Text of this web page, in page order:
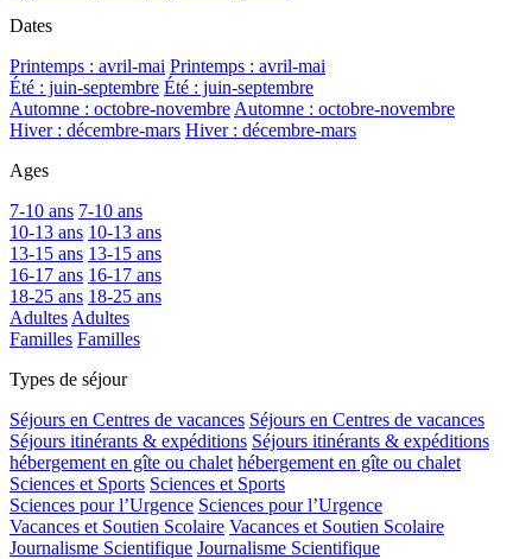
Dates
Printemps : avril-mai Printemps : avril-mai
Été : juin-septembre Été : juin-septembre
Automne : octobre-novembre Automne : octobre-novembre
Hiver : décembre-mars Hiver : décembre-mars
Ages
7-10 ans 7-10 ans
10-13 ans 10-13 ans
13-15 ans 13-15 ans
16-17 ans 16-17 ans
18-25 ans 18-25 ans
Adultes Adultes
Familles Familles
Types de séjour
Séjours en Centres de vacances Séjours en Centres de vacances
Séjours itinérants & expéditions Séjours itinérants & expéditions
hébergement en gîte ou chalet hébergement en gîte ou chalet
Sciences et Sports Sciences et Sports
Sciences pour l’Urgence Sciences pour l’Urgence
Vacances et Soutien Scolaire Vacances et Soutien Scolaire
Journalisme Scientifique Journalisme Scientifique